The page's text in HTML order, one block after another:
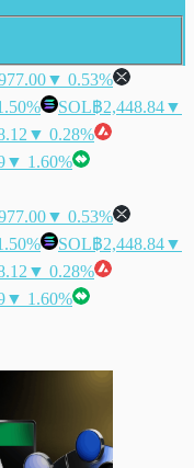
▼ 0.53%
SOL฿2,448.84▼
▼ 0.28%
▼ 1.60%
▼ 0.53%
SOL฿2,448.84▼
▼ 0.28%
▼ 1.60%